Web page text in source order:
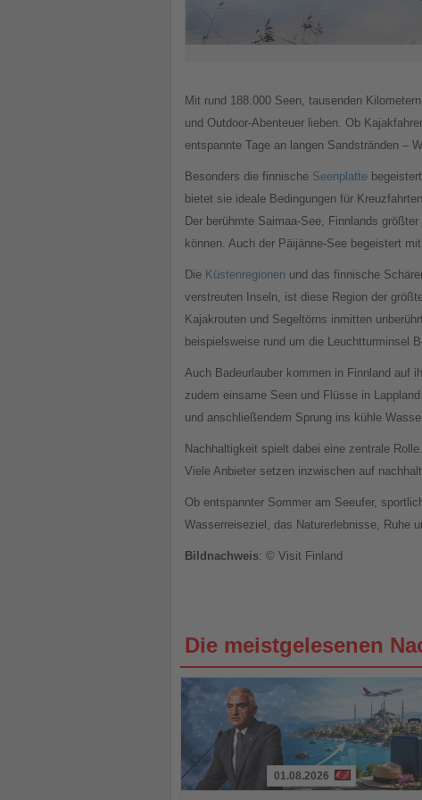
Mit rund 188.000 Seen, tausenden
und Outdoor-Abenteuer lieben. Ob
entspannte Tage an langen Sandstränden –
Besonders die finnische Seenplatte
bietet sie ideale Bedingungen für
Der berühmte Saimaa-See, Finnlands
können. Auch der Päijänne-See begeistert
Die Küstenregionen und das finnische
verstreuten Inseln, ist diese Region der
Kajakrouten und Segeltörns inmitten
beispielsweise rund um die Leuchtturminsel
Auch Badeurlauber kommen in Finnland auf
zudem einsame Seen und Flüsse in
und anschließendem Sprung ins kühle
Nachhaltigkeit spielt dabei eine zentrale
Viele Anbieter setzen inzwischen auf
Ob entspannter Sommer am Seeufer,
Wasserreiseziel, das Naturerlebnisse, Ruhe
Bildnachweis: © Visit Finland
Die meistgelesenen
01.08.2026